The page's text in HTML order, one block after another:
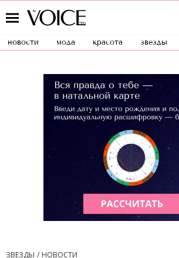
новости мода красота звезды
ЗВЕЗДЫ
НОВОСТИ